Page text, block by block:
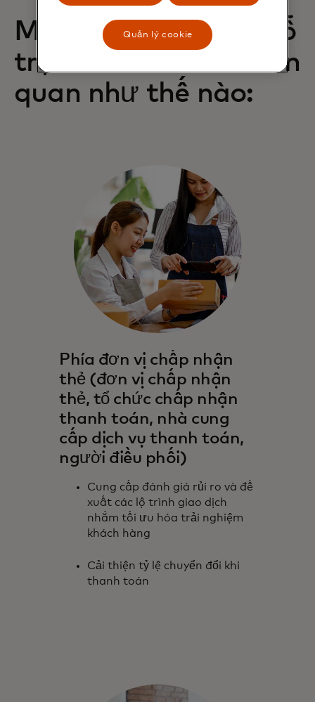
Mastercard có thể hỗ
trợ tất cả các bên liên
quan như thế nào:
Phía đơn vị chấp nhận
thẻ (đơn vị chấp nhận
thẻ, tổ chức chấp nhận
thanh toán, nhà cung
cấp dịch vụ thanh toán,
người điều phối)
Cung cấp đánh giá rủi ro và đề
xuất các lộ trình giao dịch
nhằm tối ưu hóa trải nghiệm
khách hàng
Cải thiện tỷ lệ chuyển đổi khi
thanh toán
Quản lý cookie